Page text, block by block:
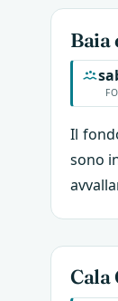
Baia
Il
sono
Cala